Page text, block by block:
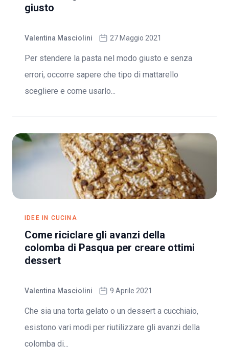
giusto
Valentina Masciolini 27 Maggio 2021
Per stendere la pasta nel modo giusto e senza
errori, occorre sapere che tipo di mattarello
scegliere e come usarlo...
IDEE IN CUCINA
Come riciclare gli avanzi della
colomba di Pasqua per creare ottimi
dessert
Valentina Masciolini 9 Aprile 2021
Che sia una torta gelato o un dessert a cucchiaio,
esistono vari modi per riutilizzare gli avanzi della
colomba di...